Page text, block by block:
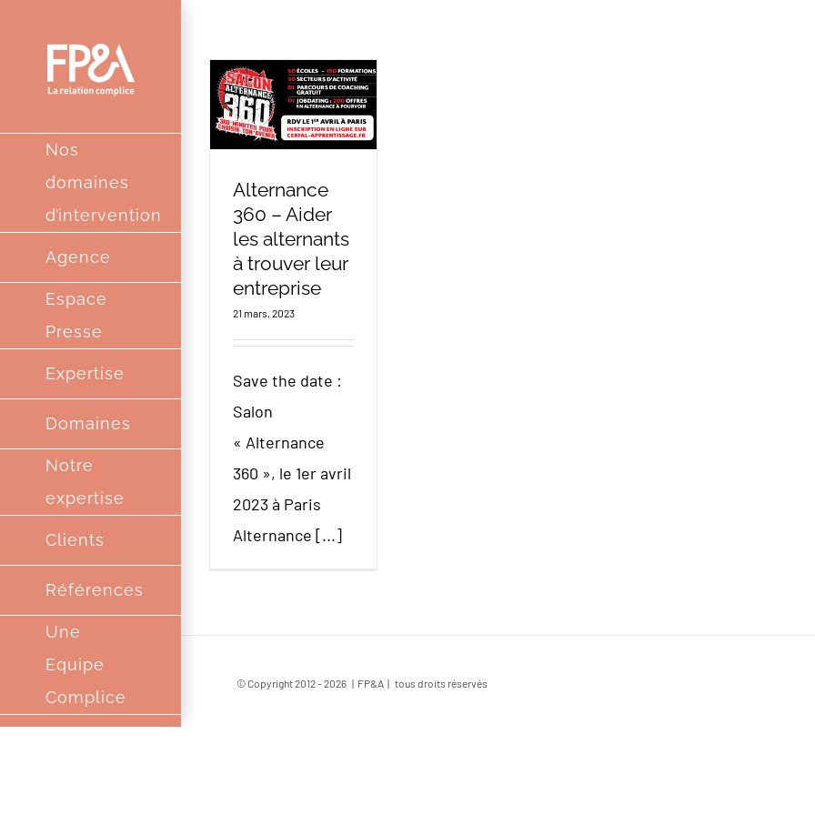
contenu
Nos
domaines
d’intervention
Agence
Espace
Presse
Expertise
Domaines
Notre
expertise
Clients
Références
Une
Equipe
Complice
Alternance 360 –
Aider les alternants
à trouver leur
entreprise
Alternance
360 – Aider
les alternants
à trouver leur
entreprise
21 mars, 2023
Save the date :
Salon
« Alternance
360 », le 1er avril
2023 à Paris
Alternance [...]
© Copyright 2012 -2026 | FP&A | tous droits réservés